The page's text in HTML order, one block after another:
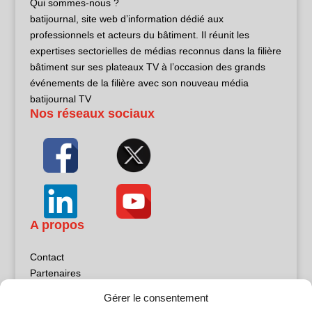
Gérer le consentement
Qui sommes-nous ?
batijournal, site web d’information dédié aux
professionnels et acteurs du bâtiment. Il réunit les
expertises sectorielles de médias reconnus dans la filière
bâtiment sur ses plateaux TV à l’occasion des grands
événements de la filière avec son nouveau média
batijournal TV
Nos réseaux sociaux
A propos
Contact
Partenaires